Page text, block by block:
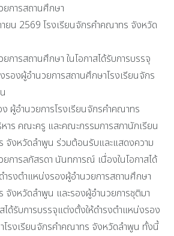
การสถานศึกษา
น 2569 โรงเรียนจักรคำคณาทร จังหวัด
ารสถานศึกษา ในโอกาสได้รับการบรรจุ
รองผู้อำนวยการสถานศึกษาโรงเรียนจักร
ผู้อำนวยการโรงเรียนจักรคำคณาทร
ร คณะครู และคณะกรรมการสภานักเรียน
จังหวัดลำพูน ร่วมต้อนรับและแสดงความ
การลภัสรดา นันทการณ์ เนื่องในโอกาสได้
ำรงตำแหน่งรองผู้อำนวยการสถานศึกษา
จังหวัดลำพูน และรองผู้อำนวยการชุติมา
ได้รับการบรรจุแต่งตั้งให้ดำรงตำแหน่งรอง
โรงเรียนจักรคำคณาทร จังหวัดลำพูน ทั้งนี้